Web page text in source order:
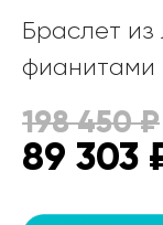
Браслет из
фианитами
198 450₽
89 303